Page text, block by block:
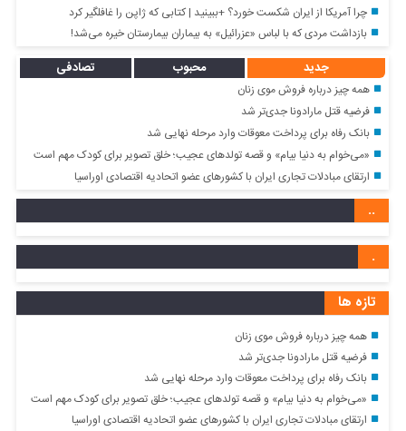
چرا آمریکا از ایران شکست خورد؟ +ببینید | کتابی که ژاپن را غافلگیر کرد
بازداشت مردی که با لباس «عزرائیل» به بیماران بیمارستان خیره می‌شد!
جدید محبوب تصادفی
همه چیز درباره فروش موی زنان
فرضیه قتل مارادونا جدی‌تر شد
بانک رفاه برای پرداخت معوقات وارد مرحله نهایی شد
«می‌خوام به دنیا بیام» و قصه تولدهای عجیب؛ خلق تصویر برای کودک مهم است
ارتقای مبادلات تجاری ایران با کشور‌های عضو اتحادیه اقتصادی اوراسیا
..
.
تازه ها
همه چیز درباره فروش موی زنان
فرضیه قتل مارادونا جدی‌تر شد
بانک رفاه برای پرداخت معوقات وارد مرحله نهایی شد
«می‌خوام به دنیا بیام» و قصه تولدهای عجیب؛ خلق تصویر برای کودک مهم است
ارتقای مبادلات تجاری ایران با کشور‌های عضو اتحادیه اقتصادی اوراسیا